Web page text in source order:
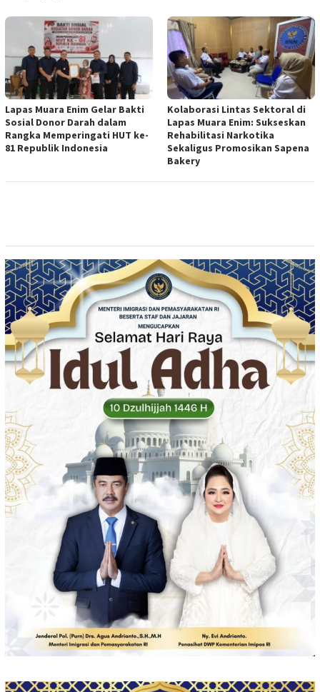
Lapas Muara Enim Gelar Bakti
Sosial Donor Darah dalam
Rangka Memperingati HUT ke-
81 Republik Indonesia
Kolaborasi Lintas Sektoral di
Lapas Muara Enim: Sukseskan
Rehabilitasi Narkotika
Sekaligus Promosikan Sapena
Bakery